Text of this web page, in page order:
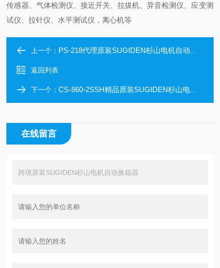
传感器、气体检测仪、接近开关、拉拔机、异音检测仪、应变测
试仪、拉针仪、水平测试仪，离心机等
上一个： PS-218代理原装SUGIDEN杉山电机自动换箱器
返回列表
下一个：CS-860-2SSH精品原装SUGIDEN杉山电机自动换箱器
在线留言